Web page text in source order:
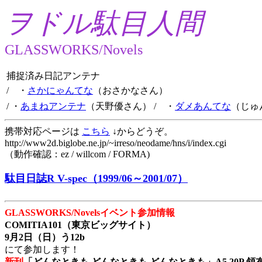
ヲドル駄目人間
GLASSWORKS/Novels
捕捉済み日記アンテナ
/ ・ さかにゃんてな （おさかなさん）
/ ・ あまねアンテナ （天野優さん） / ・ ダメあんてな （じ
携帯対応ページは こちら ↓からどうぞ。
http://www2d.biglobe.ne.jp/~irreso/neodame/hns/i/index.cgi
（動作確認：ez / willcom / FORMA)
駄目日誌R V-spec（1999/06～2001/07）
GLASSWORKS/Novelsイベント参加情報
COMITIA101（東京ビッグサイト）
9月2日（日）う12b
にて参加します！